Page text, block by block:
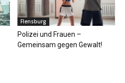
Flensburg
Polizei und Frauen –
Gemeinsam gegen Gewalt!